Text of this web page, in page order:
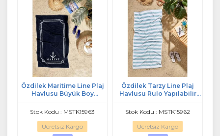
Özdilek Maritime Line Plaj
Havlusu Büyük Boy
Stok Kodu : MSTK15963
Ücretsiz Kargo
Özdilek Tarzy Line Plaj
Havlusu Rulo Yapılabilir
Stok Kodu : MSTK15962
Ücretsiz Kargo